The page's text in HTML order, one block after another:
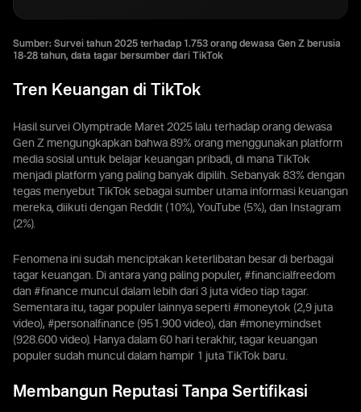
Sumber: Survei tahun 2025 terhadap 1.753 orang dewasa Gen Z berusia
18-28 tahun, data tagar bersumber dari TikTok
Tren Keuangan di TikTok
Hasil survei Olymptrade Maret 2025 lalu terhadap orang dewasa
Gen Z mengungkapkan bahwa 89% orang menggunakan platform
media sosial untuk belajar keuangan pribadi, di mana TikTok
menjadi platform yang paling banyak dipilih. Sebanyak 83% dengan
tegas menyebut TikTok sebagai sumber utama informasi keuangan
mereka, diikuti dengan Reddit (10%), YouTube (5%), dan Instagram
(2%).
Fenomena ini sudah menciptakan keterlibatan besar di berbagai
tagar keuangan. Di antara yang paling populer, #financialfreedom
dan #finance muncul dalam lebih dari 3 juta video tiap tagar.
Sementara itu, tagar populer lainnya seperti #moneytok (2,9 juta
video), #personalfinance (951.900 video), dan #moneymindset
(928.600 video). Hanya dalam 60 hari terakhir, tagar keuangan
populer sudah muncul dalam hampir 1 juta TikTok baru.
Membangun Reputasi Tanpa Sertifikasi